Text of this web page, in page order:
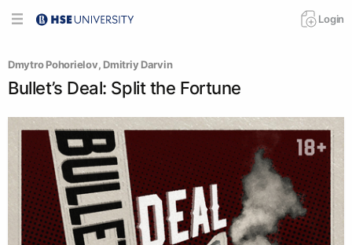
Login
Dmytro Pohorielov, Dmitriy Darvin
Bullet’s Deal: Split the Fortune